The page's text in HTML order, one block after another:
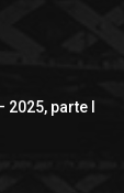
parte I